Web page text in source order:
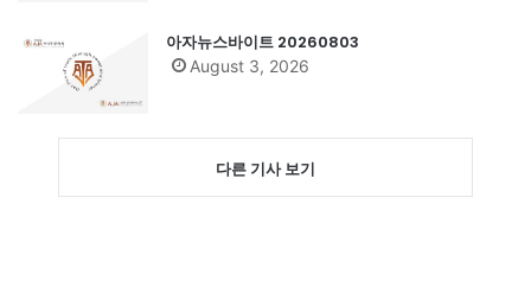
아자뉴스바이트 20260803
August 3, 2026
다른 기사 보기